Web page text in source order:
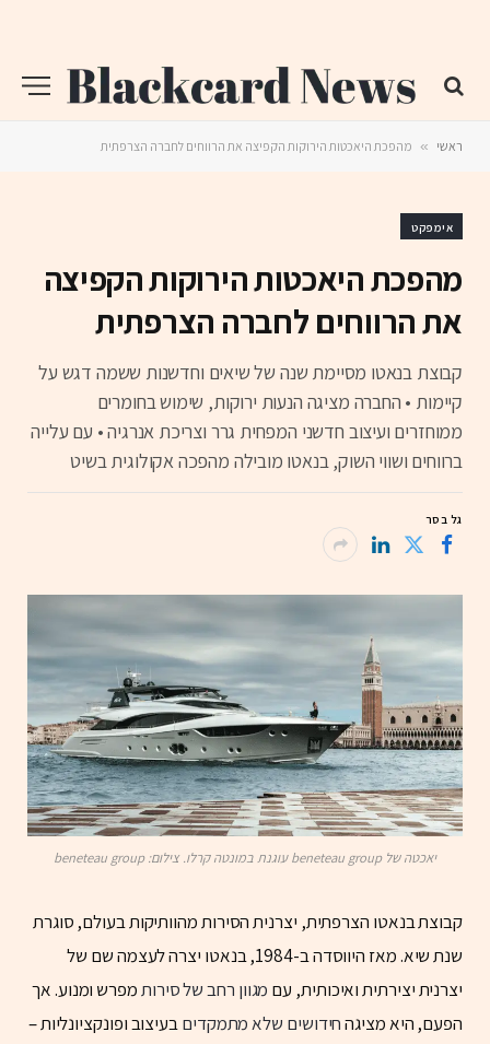
ראשי » מהפכת היאכטות הירוקות הקפיצה את הרווחים לחברה הצרפתית
אימפקט
מהפכת היאכטות הירוקות הקפיצה
את הרווחים לחברה הצרפתית
קבוצת בנאטו מסיימת שנה של שיאים וחדשנות ששמה דגש על
קיימות • החברה מציגה הנעות ירוקות, שימוש בחומרים
ממוחזרים ועיצוב חדשני המפחית גרר וצריכת אנרגיה • עם עלייה
ברווחים ושווי השוק, בנאטו מובילה מהפכה אקולוגית בשיט
גל בסר
יאכטה של beneteau group עוגנת במונטה קרלו. צילום: beneteau group
קבוצת בנאטו הצרפתית, יצרנית הסירות מהוותיקות בעולם, סוגרת
שנת שיא. מאז היווסדה ב-1984, בנאטו יצרה לעצמה שם של
יצרנית יצירתית ואיכותית, עם מגוון רחב של סירותמפרש ומנוע. אך
הפעם, היא מציגהחידושים שלא מתמקדיםבעיצוב ופונקציונליות –